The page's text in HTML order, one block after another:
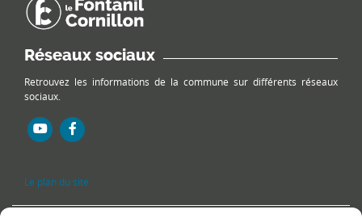
Réseaux sociaux
Retrouvez les informations de la commune sur différents réseaux
sociaux.
Le plan du site